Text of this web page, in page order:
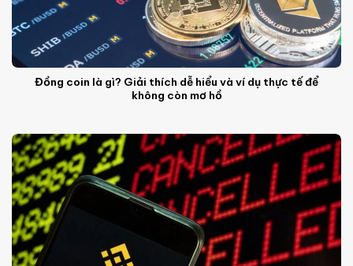
Đồng coin là gì? Giải thích dễ hiểu và ví dụ thực tế để
không còn mơ hồ